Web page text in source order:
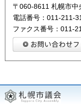
〒060-8611 札幌市
電話番号：011-211-
ファクス番号：011-